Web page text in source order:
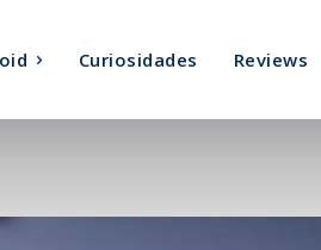
Curiosidades Reviews